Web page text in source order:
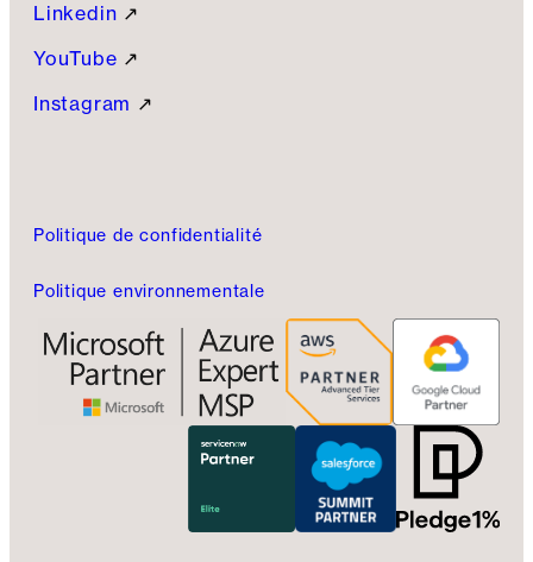
Linkedin ↗
YouTube ↗
Instagram ↗
Politique de confidentialité
Politique environnementale